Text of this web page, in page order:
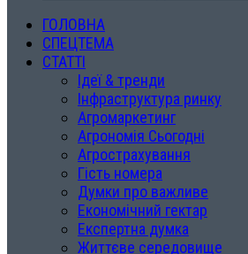
ГОЛОВНА
СПЕЦТЕМА
СТАТТІ
Ідеї & тренди
Інфраструктура ринку
Агромаркетинг
Агрономія Сьогодні
Агрострахування
Гість номера
Думки про важливе
Економічний гектар
Експертна думка
Життєве середовище